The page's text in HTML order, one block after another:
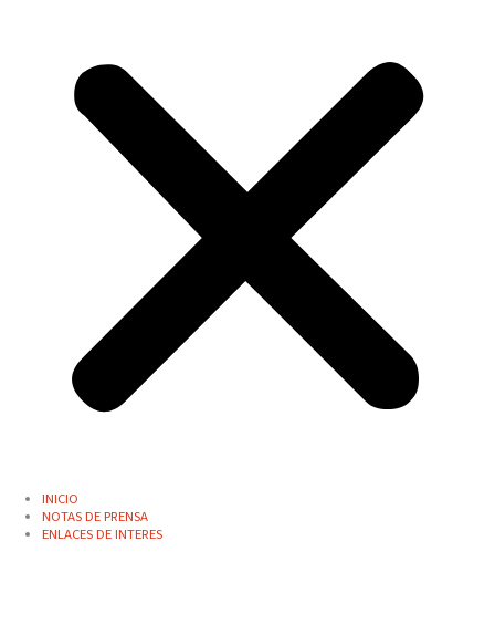
INICIO
NOTAS DE PRENSA
ENLACES DE INTERES